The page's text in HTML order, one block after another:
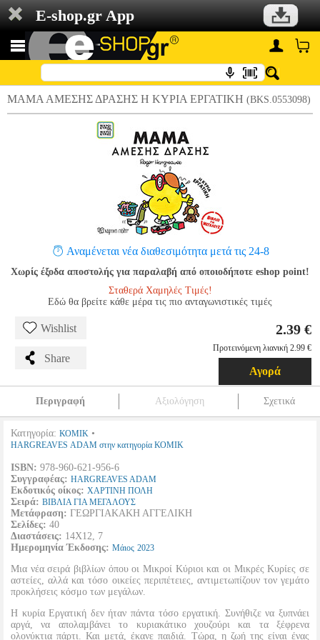
E-shop.gr App
ΜΑΜΑ ΑΜΕΣΗΣ ΔΡΑΣΗΣ Η ΚΥΡΙΑ ΕΡΓΑΤΙΚΗ (BKS.0553098)
Αναμένεται νέα διαθεσιμότητα μετά τις 24-8
Χωρίς έξοδα αποστολής για παραλαβή από οποιοδήποτε eshop point!
Σταθερά Χαμηλές Τιμές!
Εδώ θα βρείτε κάθε μέρα τις πιο ανταγωνιστικές τιμές
Wishlist
Share
2.39 €
Προτεινόμενη λιανική 2.99 €
Αγορά
Περιγραφή Αξιολόγηση Σχετικά
Κατηγορία: ΚΟΜΙΚ •
HARGREAVES ADAM στην κατηγορία ΚΟΜΙΚ
ISBN: 978-960-621-956-6
Συγγραφέας: HARGREAVES ADAM
Εκδοτικός οίκος: ΧΑΡΤΙΝΗ ΠΟΛΗ
Σειρά: ΒΙΒΛΙΑ ΓΙΑ ΜΕΓΑΛΟΥΣ
Μετάφραση: ΓΕΩΡΓΙΑΚΑΚΗ ΑΓΓΕΛΙΚΗ
Σελίδες: 40
Διαστάσεις: 14Χ12, 7
Ημερομηνία Έκδοσης: Μάιος 2023
Μια νέα σειρά βιβλίων όπου οι Μικροί Κύριοι και οι Μικρές Κυρίες σε
αστείες, αλλά και τόσο οικείες περιπέτειες, αντιμετωπίζουν τον γεμάτο
προκλήσεις κόσμο των μεγάλων.
Η κυρία Εργατική δεν ήταν πάντα τόσο εργατική. Συνήθιζε να ξυπνάει
αργά, να απολαμβάνει το κυριακάτικο χουζούρι και τα ξέφρενα
ολονύκτια πάρτι. Και μετά, έκανε παιδιά. Τώρα, η ζωή της είναι ένας